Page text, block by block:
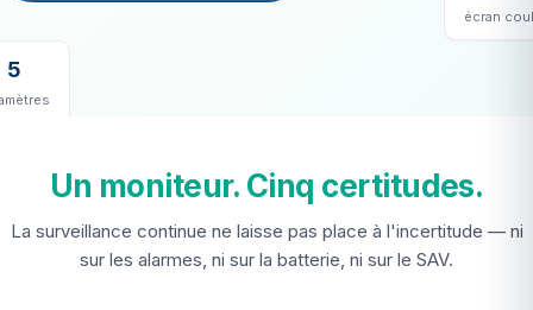
5
écran
Un moniteur. Cinq certitudes.
La surveillance continue ne laisse pas place à l'incertitude — ni
sur les alarmes, ni sur la batterie, ni sur le SAV.